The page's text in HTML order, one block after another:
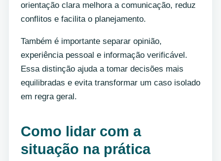
orientação clara melhora a comunicação, reduz
conflitos e facilita o planejamento.
Também é importante separar opinião,
experiência pessoal e informação verificável.
Essa distinção ajuda a tomar decisões mais
equilibradas e evita transformar um caso isolado
em regra geral.
Como lidar com a
situação na prática